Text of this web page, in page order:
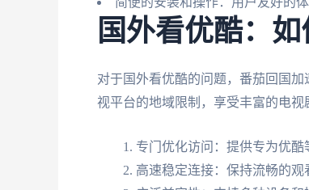
国外看优酷：
对于国外看优酷的问题，番茄回国
视平台的地域限制，享受丰富的电
专门优化访问：提供专为优酷
高速稳定连接：保持流畅的观